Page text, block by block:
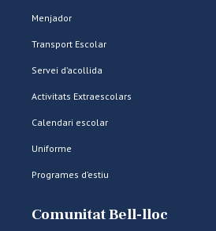
Menjador
Transport Escolar
Servei d’acollida
Activitats Extraescolars
Calendari escolar
Uniforme
Programes d’estiu
Comunitat Bell-lloc